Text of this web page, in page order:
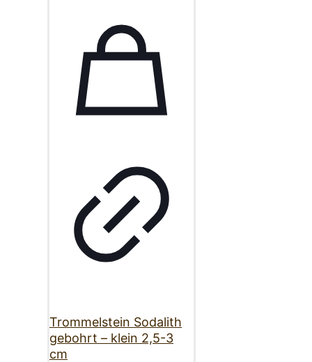
Trommelstein Sodalith
gebohrt – klein 2,5-3
cm